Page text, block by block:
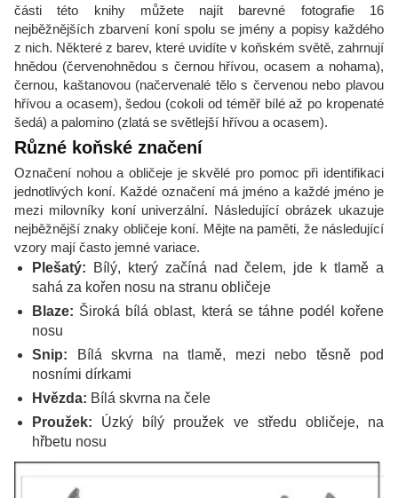
části této knihy můžete najít barevné fotografie 16
nejběžnějších zbarvení koní spolu se jmény a popisy každého
z nich. Některé z barev, které uvidíte v koňském světě, zahrnují
hnědou (červenohnědou s černou hřívou, ocasem a nohama),
černou, kaštanovou (načervenalé tělo s červenou nebo plavou
hřívou a ocasem), šedou (cokoli od téměř bílé až po kropenaté
šedá) a palomino (zlatá se světlejší hřívou a ocasem).
Různé koňské značení
Označení nohou a obličeje je skvělé pro pomoc při identifikaci
jednotlivých koní. Každé označení má jméno a každé jméno je
mezi milovníky koní univerzální. Následující obrázek ukazuje
nejběžnější znaky obličeje koní. Mějte na paměti, že následující
vzory mají často jemné variace.
Plešatý: Bílý, který začíná nad čelem, jde k tlamě a
sahá za kořen nosu na stranu obličeje
Blaze: Široká bílá oblast, která se táhne podél kořene
nosu
Snip: Bílá skvrna na tlamě, mezi nebo těsně pod
nosními dírkami
Hvězda: Bílá skvrna na čele
Proužek: Úzký bílý proužek ve středu obličeje, na
hřbetu nosu